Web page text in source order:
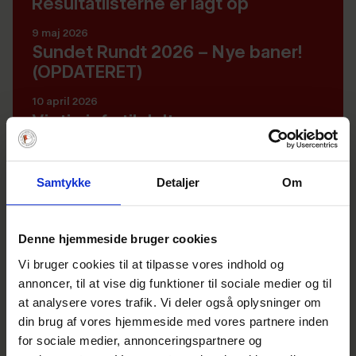
Samtykke Detaljer Om
Denne hjemmeside bruger cookies
Vi bruger cookies til at tilpasse vores indhold og
annoncer, til at vise dig funktioner til sociale medier og til
at analysere vores trafik. Vi deler også oplysninger om
din brug af vores hjemmeside med vores partnere inden
for sociale medier, annonceringspartnere og
9 maj 2026
Sundet Rundt 2026 – Nye baner!
(OPDATERET)
10 april 2026
Vigtig info til deltagerne
26 marts 2026
Sundet Rundt
Notice of Race
Sejladsen